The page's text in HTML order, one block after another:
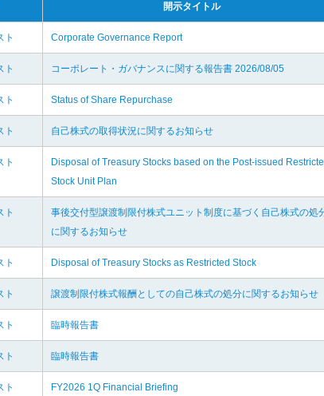
開示タイトル
ト Corporate Governance Report
ト コーポレート・ガバナンスに関する報告書 2026/08/05
ト Status of Share Repurchase
ト 自己株式の取得状況に関するお知らせ
ト
Disposal of Treasury Stocks based on the Post-issued
Stock Unit Plan
ト
事後交付型譲渡制限付株式ユニット制度に基づく自己株式の処
に関するお知らせ
ト Disposal of Treasury Stocks as Restricted Stock
ト 譲渡制限付株式報酬としての自己株式の処分に関するお知らせ
ト 臨時報告書
ト 臨時報告書
ト FY2026 1Q Financial Briefing